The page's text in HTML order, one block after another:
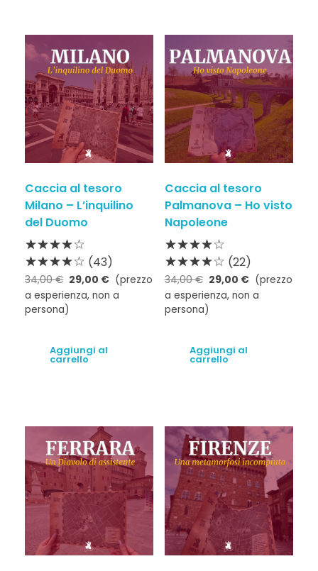
Caccia al tesoro
Milano – L’inquilino
del Duomo
(43)
34,00€ 29,00 € (prezzo
a esperienza, non a
persona)
Aggiungi al
carrello
Caccia al tesoro
Palmanova – Ho visto
Napoleone
(22)
34,00€ 29,00 € (prezzo
a esperienza, non a
persona)
Aggiungi al
carrello